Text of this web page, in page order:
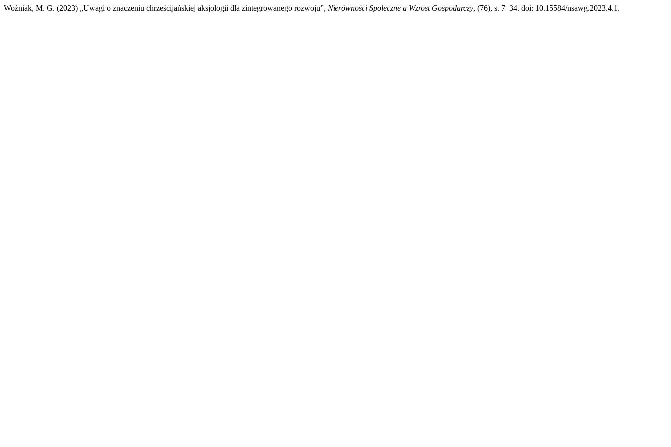
Woźniak, M. G. (2023) „Uwagi o znaczeniu chrześcijańskiej aksjologii dla zintegrowanego rozwoju”, Nierówności Społeczne a Wzrost Gospodarczy, (76), s. 7–34. doi: 10.15584/nsawg.2023.4.1.